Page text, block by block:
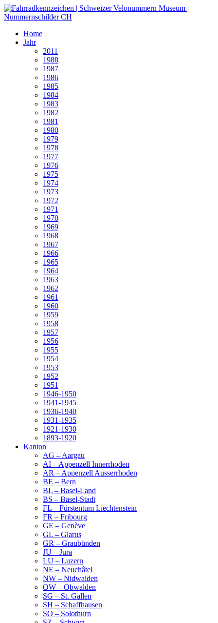
Home
Jahr
2011
1988
1987
1986
1985
1984
1983
1982
1981
1980
1979
1978
1977
1976
1975
1974
1973
1972
1971
1970
1969
1968
1967
1966
1965
1964
1963
1962
1961
1960
1959
1958
1957
1956
1955
1954
1953
1952
1951
1946-1950
1941-1945
1936-1940
1931-1935
1921-1930
1893-1920
Kanton
AG – Aargau
AI – Appenzell Innerrhoden
AR – Appenzell Ausserrhoden
BE – Bern
BL – Basel-Land
BS – Basel-Stadt
FL – Fürstentum Liechtenstein
FR – Fribourg
GE – Genève
GL – Glarus
GR – Graubünden
JU – Jura
LU – Luzern
NE – Neuchâtel
NW – Nidwalden
OW – Obwalden
SG – St. Gallen
SH – Schaffhausen
SO – Solothurn